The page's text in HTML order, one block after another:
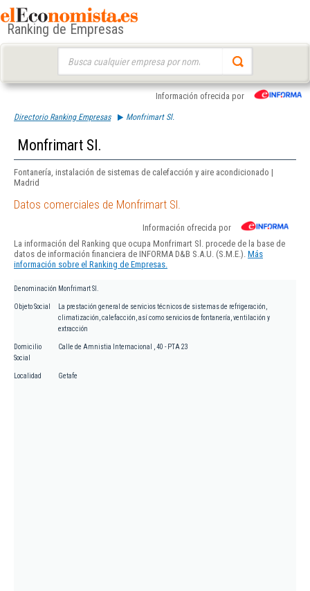
Ranking de Empresas
Información ofrecida por
Directorio Ranking Empresas Monfrimart Sl.
Monfrimart Sl.
Fontanería, instalación de sistemas de calefacción y aire acondicionado |
Madrid
Datos comerciales de Monfrimart Sl.
Información ofrecida por
La información del Ranking que ocupa Monfrimart Sl. procede de la base de
datos de información financiera de INFORMA D&B S.A.U. (S.M.E.). Más
información sobre el Ranking de Empresas.
Denominación Monfrimart Sl.
Objeto Social
La prestación general de servicios técnicos de sistemas de refrigeración,
climatización, calefacción, así como servicios de fontanería, ventilación y
extracción
Domicilio
Social
Calle de Amnistia Internacional , 40 - PTA 23
Localidad Getafe